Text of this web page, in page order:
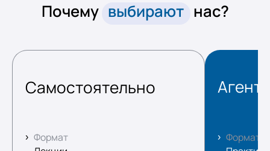
Почему выбирают нас?
Самостоятельно
Формат
Формат